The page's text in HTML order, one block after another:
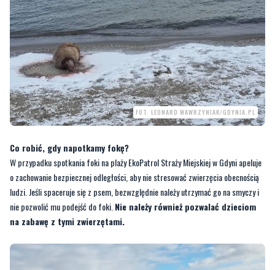
FOT. LEONARD WAWRZYNIAK/GDYNIA.PL
Co robić, gdy napotkamy fokę?
W przypadku spotkania foki na plaży EkoPatrol Straży Miejskiej w Gdyni apeluje
ludzi. Jeśli spaceruje się z psem, bezwzględnie należy utrzymać go na smyczy i
nie pozwolić mu podejść do foki.Nie należy również pozwalać dzieciom
na zabawę z tymi zwierzętami.